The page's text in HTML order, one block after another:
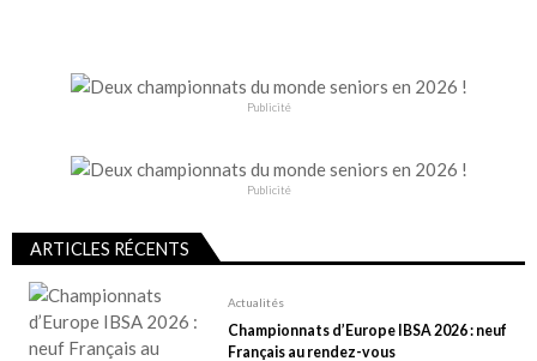
Publicité
Publicité
ARTICLES RÉCENTS
Actualités
Championnats d’Europe IBSA 2026 : neuf
Français au rendez-vous